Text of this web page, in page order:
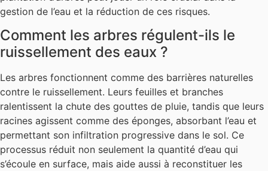
gestion de l’eau et la réduction de ces risques.
Comment les arbres régulent-ils le
ruissellement des eaux ?
Les arbres fonctionnent comme des barrières naturelles
contre le ruissellement. Leurs feuilles et branches
ralentissent la chute des gouttes de pluie, tandis que leurs
racines agissent comme des éponges, absorbant l’eau et
permettant son infiltration progressive dans le sol. Ce
processus réduit non seulement la quantité d’eau qui
s’écoule en surface, mais aide aussi à reconstituer les